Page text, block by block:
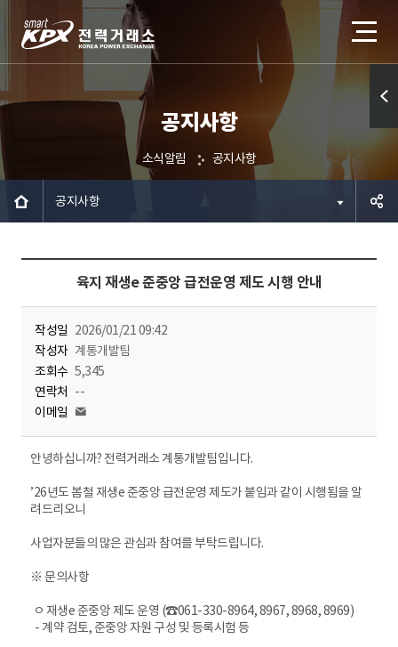
공지사항
소식알림 공지사항
공지사항
육지 재생e 준중앙 급전운영 제도 시행 안내
작성일 2026/01/21 09:42
작성자 계통개발팀
조회수 5,345
연락처 --
이메일
안녕하십니까? 전력거래소 계통개발팀입니다.
’26년도 봄철 재생e 준중앙 급전운영 제도가 붙임과 같이 시행됨을 알
려드리오니
사업자분들의 많은 관심과 참여를 부탁드립니다.
※ 문의사항
ㅇ 재생e 준중앙 제도 운영 (☎061-330-8964, 8967, 8968, 8969)
- 계약 검토, 준중앙 자원 구성 및 등록시험 등